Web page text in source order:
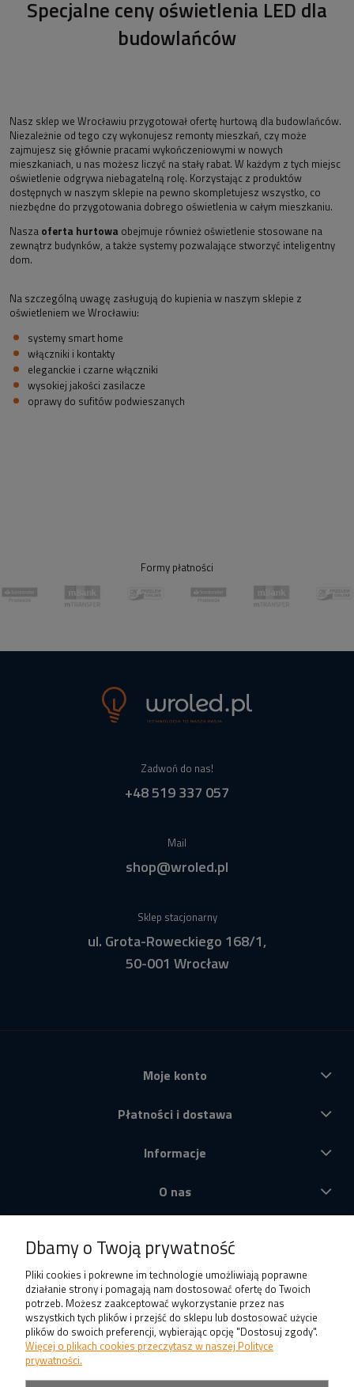
Specjalne ceny oświetlenia LED dla
budowlańców
Nasz sklep we Wrocławiu przygotował ofertę hurtową dla budowlańców.
Niezależnie od tego czy wykonujesz remonty mieszkań, czy może
zajmujesz się głównie pracami wykończeniowymi w nowych
mieszkaniach, u nas możesz liczyć na stały rabat. W każdym z tych miejsc
oświetlenie odgrywa niebagatelną rolę. Korzystając z produktów
dostępnych w naszym sklepie na pewno skompletujesz wszystko, co
niezbędne do przygotowania dobrego oświetlenia w całym mieszkaniu.
Nasza oferta hurtowa obejmuje również oświetlenie stosowane na
zewnątrz budynków, a także systemy pozwalające stworzyć inteligentny
dom.
Na szczególną uwagę zasługują do kupienia w naszym sklepie z
oświetleniem we Wrocławiu:
systemy smart home
włączniki i kontakty
eleganckie i czarne włączniki
wysokiej jakości zasilacze
oprawy do sufitów podwieszanych
Formy płatności
Zadwoń do nas!
+48 519 337 057
Mail
shop@wroled.pl
Sklep stacjonarny
ul. Grota-Roweckiego 168/1,
50-001 Wrocław
Moje konto
Płatności i dostawa
Informacje
O nas
Dbamy o Twoją prywatność
Pliki cookies i pokrewne im technologie umożliwiają poprawne
działanie strony i pomagają nam dostosować ofertę do Twoich
potrzeb. Możesz zaakceptować wykorzystanie przez nas
wszystkich tych plików i przejść do sklepu lub dostosować użycie
plików do swoich preferencji, wybierając opcję "Dostosuj zgody".
Więcej o plikach cookies przeczytasz w naszej Polityce
prywatności.